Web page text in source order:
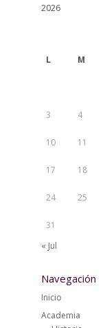
2026
L M
3 4
10 11
17 18
24 25
31
« Jul
Navegación
Inicio
Academia